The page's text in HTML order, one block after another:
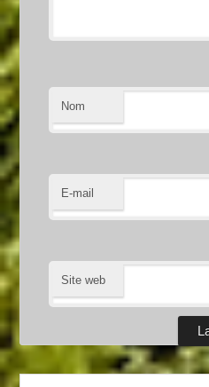
Nom
E-mail
Site web